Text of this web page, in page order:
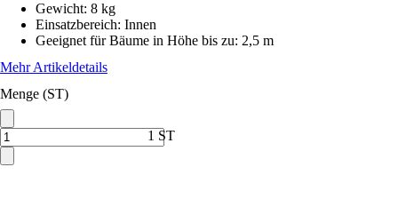
Gewicht: 8 kg
Einsatzbereich: Innen
Geeignet für Bäume in Höhe bis zu: 2,5 m
Mehr Artikeldetails
Menge (ST)
1 ST